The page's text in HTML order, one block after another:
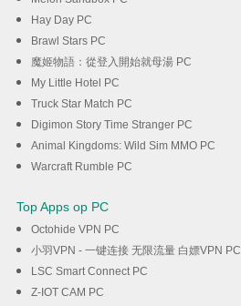
Hay Day PC
Brawl Stars PC
魔姬物語：從登入開始就母湯 PC
My Little Hotel PC
Truck Star Match PC
Digimon Story Time Stranger PC
Animal Kingdoms: Wild Sim MMO PC
Warcraft Rumble PC
Top Apps op PC
Octohide VPN PC
小羽VPN - 一键连接 无限流量 白嫖VPN PC
LSC Smart Connect PC
Z-IOT CAM PC